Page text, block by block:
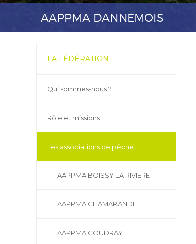
AAPPMA DANNEMOIS
LA FÉDÉRATION
Qui sommes-nous ?
Rôle et missions
Les associations de pêche
AAPPMA BOISSY LA RIVIERE
AAPPMA CHAMARANDE
AAPPMA COUDRAY